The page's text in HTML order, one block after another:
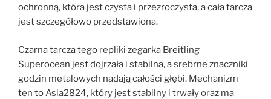
ochronną, która jest czysta i przezroczysta, a cała tarcza
jest szczegółowo przedstawiona.
Czarna tarcza tego repliki zegarka Breitling
Superocean jest dojrzała i stabilna, a srebrne znaczniki
godzin metalowych nadają całości głębi. Mechanizm
ten to Asia2824, który jest stabilny i trwały oraz ma